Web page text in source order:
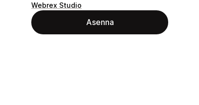
Webrex Studio
Asenna